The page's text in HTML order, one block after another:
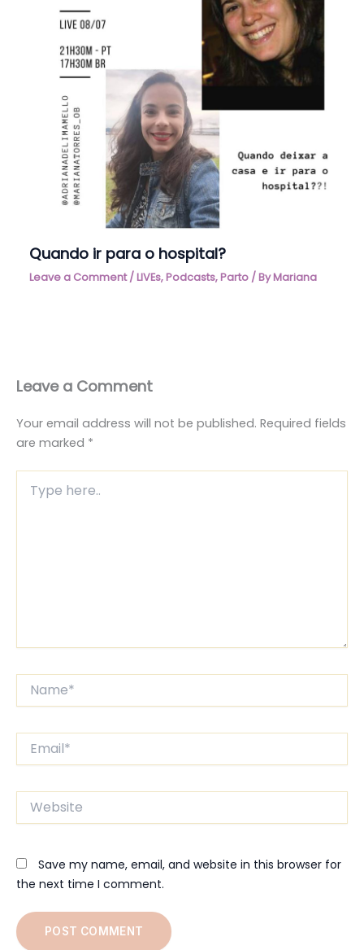
Quando ir para o hospital?
Leave a Comment /LIVEs, Podcasts,Parto / ByMariana
Leave a Comment
Your email address will not be published. Required fields
are marked *
here..
Website
Save my name, email, and website in this browser for
the next time I comment.